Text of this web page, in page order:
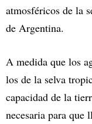
atmosféricos de la
de Argentina.
A medida que los
los de la selva
capacidad de la
necesaria para que